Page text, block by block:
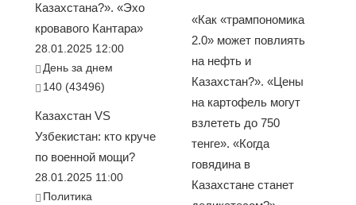
Казахстана?». «Эхо
кровавого Кантара»
28.01.2025 12:00
День за днем
140 (43496)
Казахстан VS
Узбекистан: кто круче
по военной мощи?
28.01.2025 11:00
Политика
«Как «трампономика
2.0» может повлиять
на нефть и
Казахстан?». «Цены
на картофель могут
взлететь до 750
тенге». «Когда
говядина в
Казахстане станет